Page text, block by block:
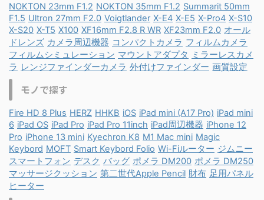
NOKTON 23mm F1.2 NOKTON 35mm F1.2 Summarit 50mm
F1.5 Ultron 27mm F2.0 Voigtlander X-E4 X-E5 X-Pro4 X-S10
X-S20 X-T5 X100 XF16mm F2.8 R WR XF23mm F2.0 オール
ドレンズ カメラ周辺機器 コンパクトカメラ フィルムカメラ
フィルムシミュレーション マウントアダプタ ミラーレスカメ
ラ レンジファインダーカメラ 外付けファインダー 画質設定
モノで探す
Fire HD 8 Plus HERZ HHKB iOS iPad mini (A17 Pro) iPad mini
6 iPad OS iPad Pro iPad Pro 11inch iPad周辺機器 iPhone 12
Pro iPhone 13 mini Kyechron K8 M1 Mac mini Magic
Keybord MOFT Smart Keybord Folio Wi-Fiルーター ジムニー
スマートフォン デスク バッグ ポメラ DM200 ポメラ DM250
マッサージクッション 第二世代Apple Pencil 財布 足用パネル
ヒーター